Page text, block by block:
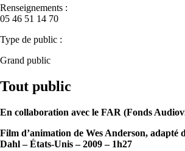
Renseignements :
05 46 51 14 70
Type de public :
Grand public
Tout public
En collaboration avec le FAR (Fonds
Film d’animation de Wes Anderson, adapté
Dahl – États-Unis – 2009 – 1h27